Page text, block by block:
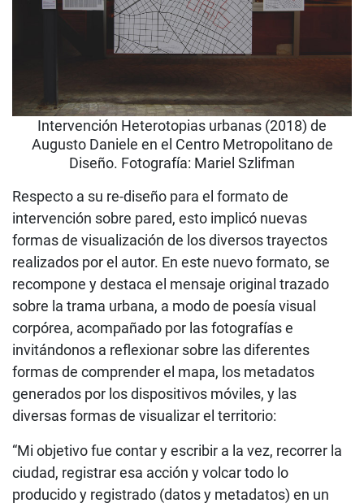
Intervención Heterotopias urbanas (2018) de
Augusto Daniele en el Centro Metropolitano de
Diseño. Fotografía: Mariel Szlifman
Respecto a su re-diseño para el formato de
intervención sobre pared, esto implicó nuevas
formas de visualización de los diversos trayectos
realizados por el autor. En este nuevo formato, se
recompone y destaca el mensaje original trazado
sobre la trama urbana, a modo de poesía visual
corpórea, acompañado por las fotografías e
invitándonos a reflexionar sobre las diferentes
formas de comprender el mapa, los metadatos
generados por los dispositivos móviles, y las
diversas formas de visualizar el territorio:
“Mi objetivo fue contar y escribir a la vez, recorrer la
ciudad, registrar esa acción y volcar todo lo
producido y registrado (datos y metadatos) en un